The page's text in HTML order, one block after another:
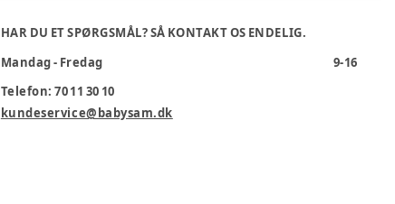
HAR DU ET SPØRGSMÅL? SÅ KONTAKT OS ENDELIG.
Mandag - Fredag
9-16
Telefon: 70 11 30 10
kundeservice@babysam.dk